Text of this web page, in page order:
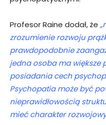
Profesor Raine dodał, że
zrozumienie rozwoju
prawdopodobnie
jedna osoba ma większe
posiadania cech
Psychopatia może być
nieprawidłowością
mieć charakter